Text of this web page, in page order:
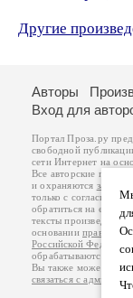
Другие
Авторы
Вход для
Портал Проза.ру
свободной
сети Интернет на
Все авторские права
и охраняются законом
только с согласия
обратиться на его
тексты произведений
основанииправил
Российской Федерации
обрабатываются на
Вы также можете
связаться с